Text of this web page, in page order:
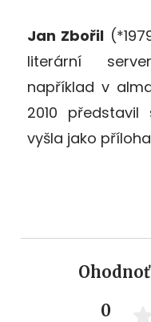
Jan Zbořil
literární
například v
2010
vyšla jako
0